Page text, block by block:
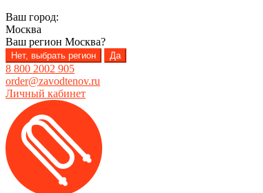
Ваш город:
Москва
Ваш регион Москва?
Нет, выбрать регион Да
8 800 2002 905
order@zavodtenov.ru
Личный кабинет
Перейти
навигации
Перейти
содержимому